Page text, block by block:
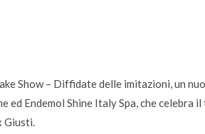
Show – Diffidate delle imitazioni, un
Endemol Shine Italy Spa, che celebra
Giusti.